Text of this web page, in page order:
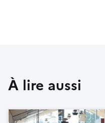
À lire aussi